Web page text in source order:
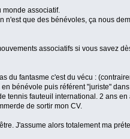
monde associatif.
que des bénévoles, ça nous
associatifs si vous savez
du fantasme c'est du vécu :
bénévole puis référent "juriste"
tennis fauteuil international. 2 ans
de sortir mon CV.
J'assume alors totalement ma